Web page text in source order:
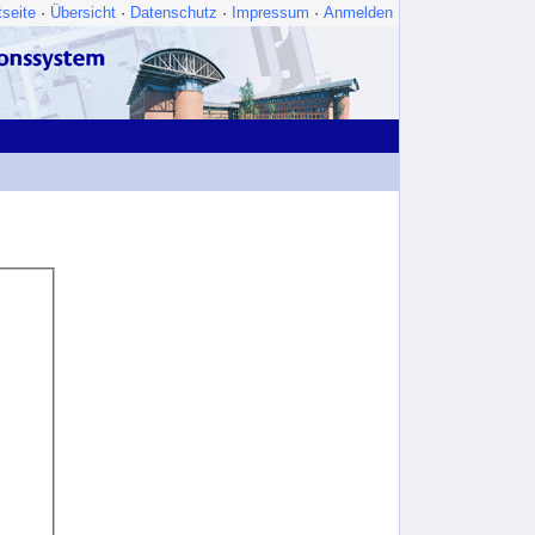
· Übersicht · Datenschutz · Impressum · Anmelden